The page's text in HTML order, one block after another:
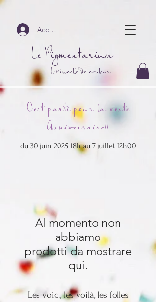
Accedi
Le Pigmentarium
L'étincelle de couleur
C'est parti pour la vente
Anniversaire!!
du 30 juin 2025 18h au 7 juillet 12h00
Al momento non
abbiamo
prodotti da mostrare
qui.
Les voici, les voilà, les folles